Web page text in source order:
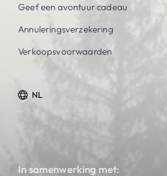
Geef een avontuur cadeau
Annuleringsverzekering
Verkoopsvoorwaarden
NL
In samenwerking met: